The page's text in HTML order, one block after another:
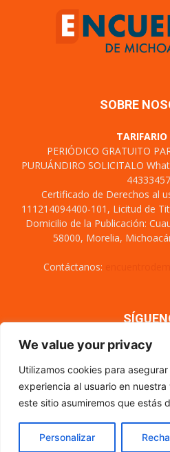
We value your privacy
Utilizamos cookies para
experiencia al usuario en
este sitio asumiremos que estás
Personalizar
SOBRE
PERIÓDICO GRATUITO
PURUÁNDIRO SOLICITALO
Certificado de Derechos al
111214094400-101, Licitud de
Domicilio de la Publicación:
58000, Morelia,
Contáctanos:
Nosotros
CÓDIGO DE ÉTICA